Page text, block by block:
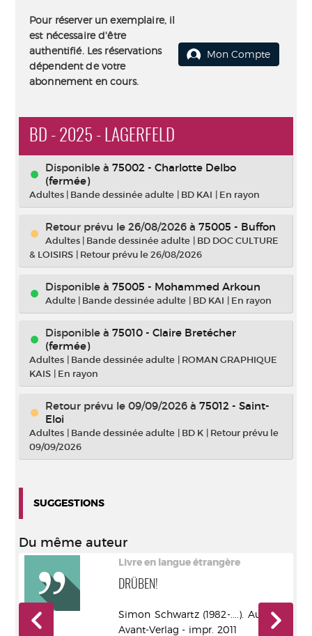
Pour réserver un exemplaire, il
est nécessaire d'être
authentifié. Les réservations
dépendent de votre
abonnement en cours.
Mon Compte
BD - 2025 - LAGERFELD
Disponible à 75002 - Charlotte Delbo
(fermée)
Adultes | Bande dessinée adulte | BD KAI | En rayon
Retour prévu le 26/08/2026 à 75005 - Buffon
Adultes | Bande dessinée adulte | BD DOC CULTURE
& LOISIRS | Retour prévu le 26/08/2026
Disponible à 75005 - Mohammed Arkoun
Adulte | Bande dessinée adulte | BD KAI | En rayon
Disponible à 75010 - Claire Bretécher
(fermée)
Adultes | Bande dessinée adulte | ROMAN GRAPHIQUE
KAIS | En rayon
Retour prévu le 09/09/2026 à 75012 - Saint-
Eloi
Adultes | Bande dessinée adulte | BD K | Retour prévu le
09/09/2026
SUGGESTIONS
Du même auteur
Livre en langue étrangère
DRÜBEN!
Simon Schwartz (1982-....). Auteur -
Avant-Verlag - impr. 2011